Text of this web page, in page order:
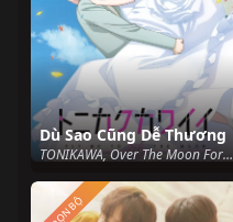
Dù Sao Cũng Dễ Thương
TONIKAWA, Over The Moon For You, Tonikaku Kawaii (2020)
TRỌN BỘ